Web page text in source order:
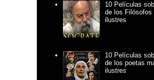
10 Películas
de los Filósofos
ilustres
10 Películas
de los poetas
ilustres